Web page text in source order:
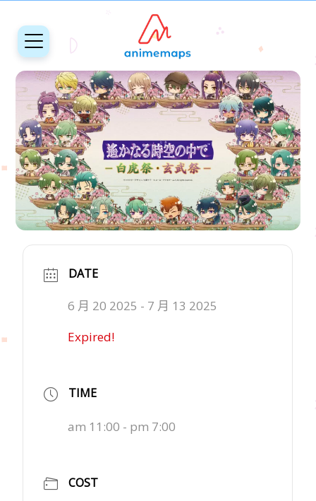
DATE
6 月 20 2025 - 7 月 13 2025
Expired!
TIME
am 11:00 - pm 7:00
COST